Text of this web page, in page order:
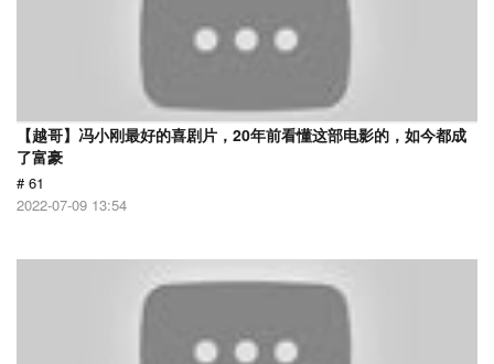
【越哥】冯小刚最好的喜剧片，20年前看懂这部电影的，如今都成
了富豪
# 61
2022-07-09 13:54